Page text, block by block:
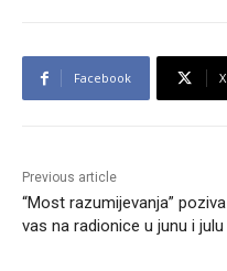
Facebook X
Previous article
“Most razumijevanja” poziva
vas na radionice u junu i julu